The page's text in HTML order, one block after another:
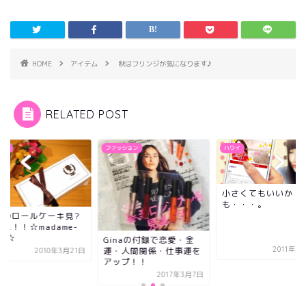
HOME アイテム 秋はフリンジが気になります♪
RELATED POST
のロールケーキ見?
た！！☆madame-
2010年3月21日
ファッション
Ginaの付録で恋愛・金
運・人間関係・仕事運を
アップ！！
2017年3月7日
ハワイ
小さくてもいいか
も・・・。
2011年11